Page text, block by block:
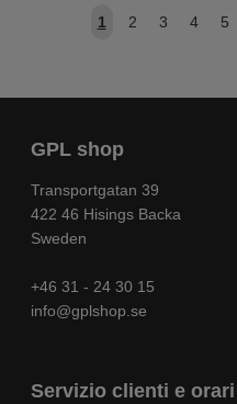
1 2 3 4 5
GPL shop
Transportgatan 39
422 46 Hisings Backa
Sweden
+46 31 - 24 30 15
info@gplshop.se
Servizio clienti e